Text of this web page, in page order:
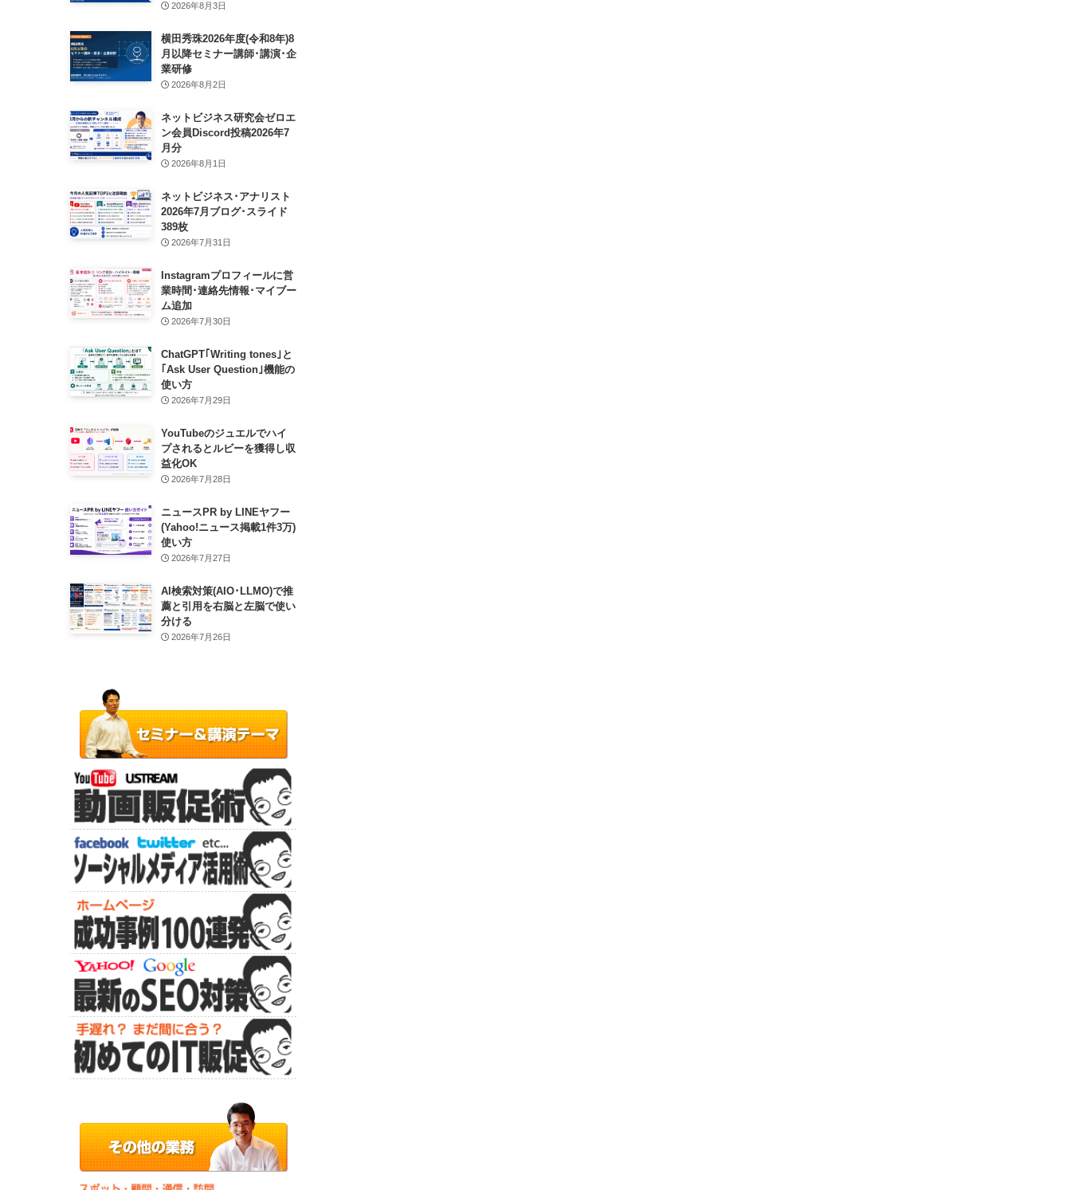
2026年8月3日
横田秀珠2026年度(令和8年)8
月以降セミナー講師･講演･企
業研修
2026年8月2日
ネットビジネス研究会ゼロエ
ン会員Discord投稿2026年7
月分
2026年8月1日
ネットビジネス･アナリスト
2026年7月ブログ･スライド
389枚
2026年7月31日
Instagramプロフィールに営
業時間･連絡先情報･マイブー
ム追加
2026年7月30日
ChatGPT｢Writing tones｣と
｢Ask User Question｣機能の
使い方
2026年7月29日
YouTubeのジュエルでハイ
プされるとルビーを獲得し収
益化OK
2026年7月28日
ニュースPR by LINEヤフー
(Yahoo!ニュース掲載1件3万)
使い方
2026年7月27日
AI検索対策(AIO･LLMO)で推
薦と引用を右脳と左脳で使い
分ける
2026年7月26日